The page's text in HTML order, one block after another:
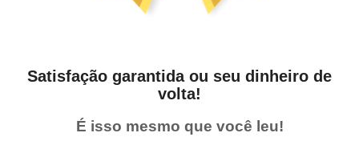
Satisfação garantida ou seu dinheiro de
volta!
É isso mesmo que você leu!